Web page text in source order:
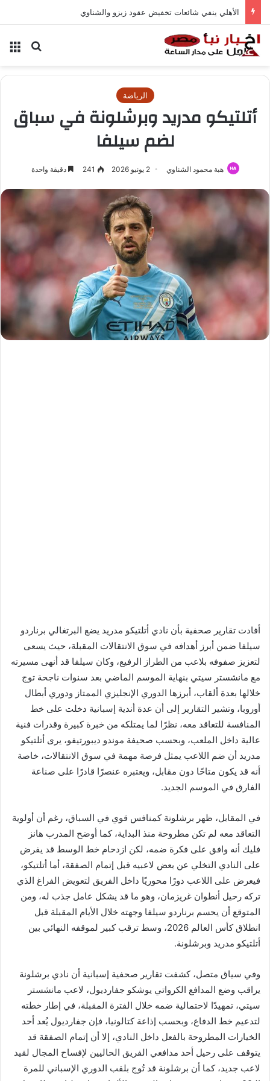
الأهلي ينفي شائعات تخفيض عقود زيزو والشناوي
بحث
الرياضة
أتلتيكو مدريد وبرشلونة في سباق
لضم سيلفا
هبة محمود الشناوي 2 يونيو 2026 241 دقيقة واحدة
أفادت تقارير صحفية بأن نادي أتلتيكو مدريد يضع البرتغالي برناردو
سيلفا ضمن أبرز أهدافه في سوق الانتقالات المقبلة، حيث يسعى
لتعزيز صفوفه بلاعب من الطراز الرفيع، وكان سيلفا قد أنهى مسيرته
مع مانشستر سيتي بنهاية الموسم الماضي بعد سنوات ناجحة توج
خلالها بعدة ألقاب، أبرزها الدوري الإنجليزي الممتاز ودوري أبطال
أوروبا، وتشير التقارير إلى أن عدة أندية إسبانية دخلت على خط
المنافسة للتعاقد معه، نظرًا لما يمتلكه من خبرة كبيرة وقدرات فنية
عالية داخل الملعب، وبحسب صحيفة موندو ديبورتيفو، يرى أتلتيكو
مدريد أن ضم اللاعب يمثل فرصة مهمة في سوق الانتقالات، خاصة
أنه قد يكون متاحًا دون مقابل، ويعتبره عنصرًا قادرًا على صناعة
الفارق في الموسم الجديد.
في المقابل، ظهر برشلونة كمنافس قوي في السباق، رغم أن أولوية
التعاقد معه لم تكن مطروحة منذ البداية، كما أوضح المدرب هانز
فليك أنه وافق على فكرة ضمه، لكن ازدحام خط الوسط قد يفرض
على النادي التخلي عن بعض لاعبيه قبل إتمام الصفقة، أما أتلتيكو،
فيعرض على اللاعب دورًا محوريًا داخل الفريق لتعويض الفراغ الذي
تركه رحيل أنطوان غريزمان، وهو ما قد يشكل عامل جذب له، ومن
المتوقع أن يحسم برناردو سيلفا وجهته خلال الأيام المقبلة قبل
انطلاق كأس العالم 2026، وسط ترقب كبير لموقفه النهائي بين
أتلتيكو مدريد وبرشلونة.
وفي سياق متصل، كشفت تقارير صحفية إسبانية أن نادي برشلونة
يراقب وضع المدافع الكرواتي يوشكو جفارديول، لاعب مانشستر
سيتي، تمهيدًا لاحتمالية ضمه خلال الفترة المقبلة، في إطار خطته
لتدعيم خط الدفاع، وبحسب إذاعة كتالونيا، فإن جفارديول يُعد أحد
الخيارات المطروحة بالفعل داخل النادي، إلا أن إتمام الصفقة قد
يتوقف على رحيل أحد مدافعي الفريق الحاليين لإفساح المجال لقيد
لاعب جديد، كما أن برشلونة قد تُوج بلقب الدوري الإسباني للمرة